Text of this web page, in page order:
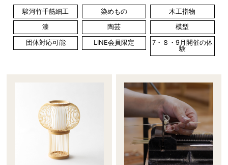
駿河竹千筋細工 染めもの 木工指物
漆 陶芸 模型
団体対応可能 LINE会員限定
7・８・9月開催の体
験